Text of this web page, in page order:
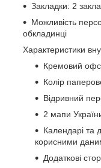
Закладки: 2
Можливість
обкладинці
Характеристики
Кремовий
Колір
Відривний
2 мапи
Календарі та
корисними
Додаткові